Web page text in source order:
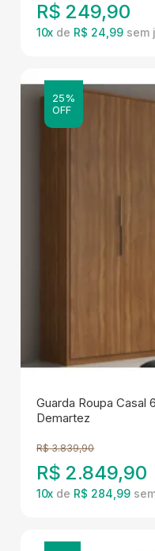
R$ 249,90
10x de R$ 24,99
25%
OFF
Guarda Roupa Casal
Demartez
R$ 3.839,90
R$ 2.849,90
10x de R$ 284,99